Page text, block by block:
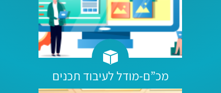
מכ”ם-מודל לעיבוד תכנים